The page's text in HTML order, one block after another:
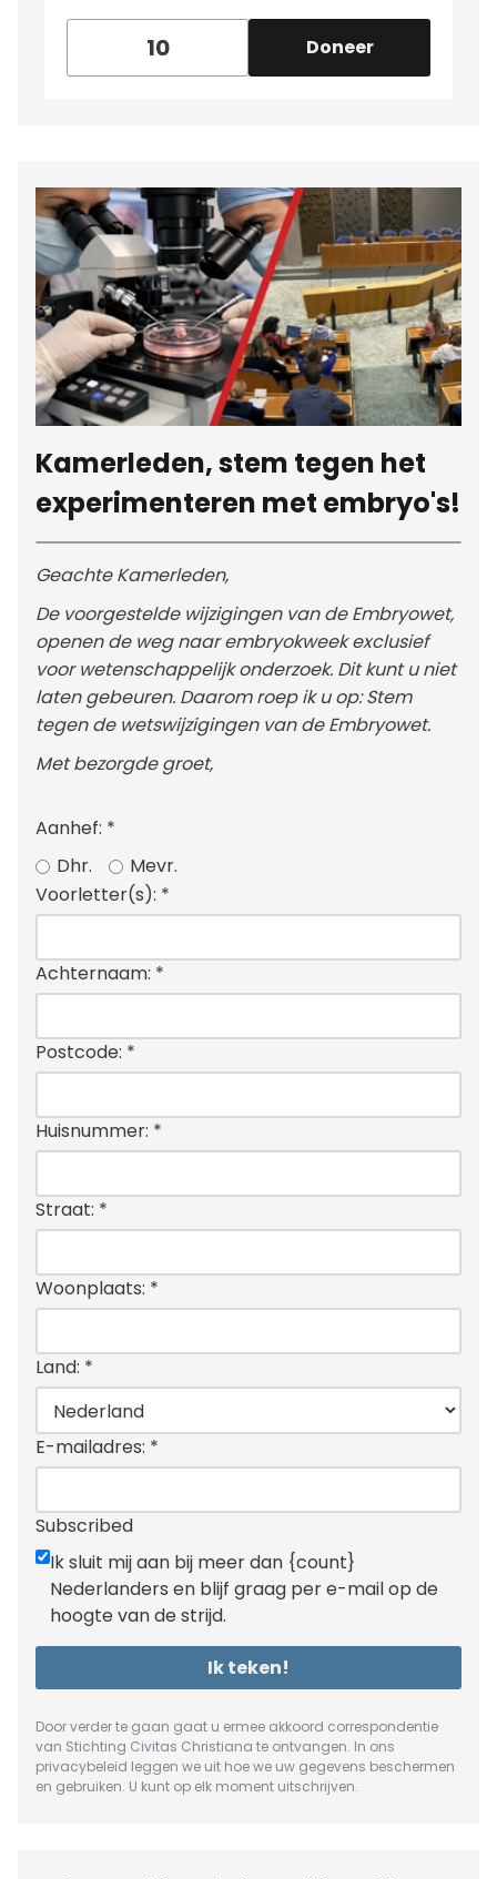
Doneer
Kamerleden, stem tegen het
experimenteren met embryo's!
Geachte Kamerleden,
De voorgestelde wijzigingen van de Embryowet,
openen de weg naar embryokweek exclusief
voor wetenschappelijk onderzoek. Dit kunt u niet
laten gebeuren. Daarom roep ik u op: Stem
tegen de wetswijzigingen van de Embryowet.
Met bezorgde groet,
Aanhef: *
Dhr.
Mevr.
Voorletter(s): *
Achternaam: *
Postcode: *
Huisnummer: *
Straat: *
Woonplaats: *
Land: *
E-mailadres: *
Subscribed
Ik sluit mij aan bij meer dan {count}
Nederlanders en blijf graag per e-mail op de
hoogte van de strijd.
Ik teken!
Door verder te gaan gaat u ermee akkoord correspondentie
van Stichting Civitas Christiana te ontvangen. In ons
privacybeleid leggen we uit hoe we uw gegevens beschermen
en gebruiken. U kunt op elk moment uitschrijven.